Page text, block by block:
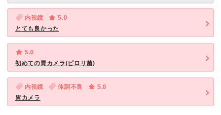
内視鏡
5.0
とても良かった
5.0
初めての胃カメラ(ピロリ菌)
内視鏡 体調不良
5.0
胃カメラ